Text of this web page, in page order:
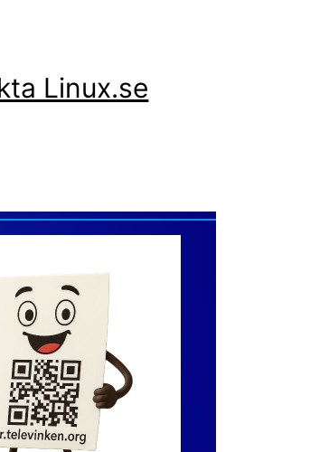
Linux.se